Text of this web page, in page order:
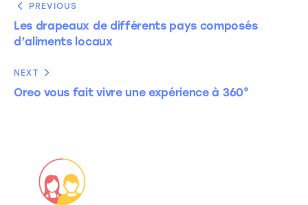
PREVIOUS
Les drapeaux de différents pays composés
d’aliments locaux
NEXT
Oreo vous fait vivre une expérience à 360°